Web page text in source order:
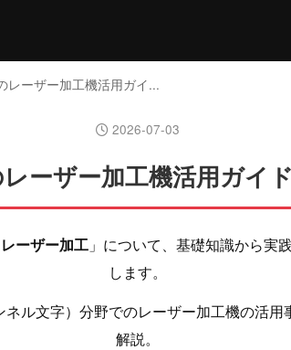
レーザー加工機活用ガイ...
2026-07-03
ーザー加工機活用ガイド
ーザー加工 」について、基礎知識から実
します。
ル文字）分野でのレーザー加工機の活
解説。